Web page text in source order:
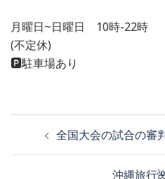
月曜日~日曜日 10時-22時
(不定休)
🅿️駐車場あり
全国大会の試合の審
沖縄旅行